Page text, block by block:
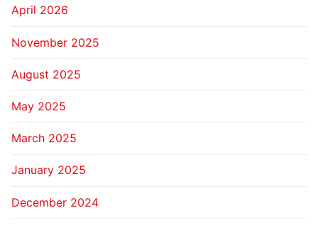
April 2026
November 2025
August 2025
May 2025
March 2025
January 2025
December 2024